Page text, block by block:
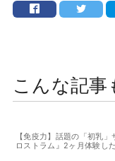
こんな記事
【免疫力】話題の「初乳」
ロストラム』2ヶ月体験し